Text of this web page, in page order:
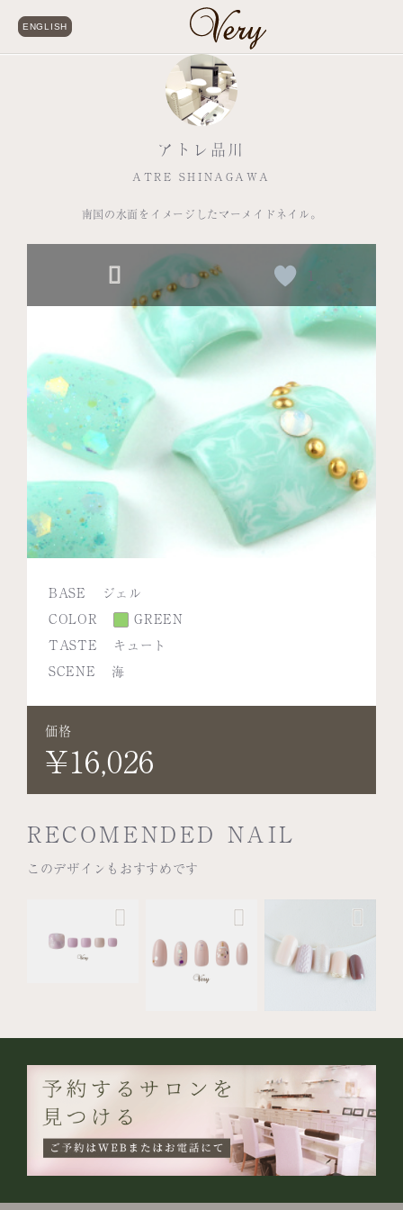
ENGLISH
アトレ品川
ATRE SHINAGAWA
南国の水面をイメージしたマーメイドネイル。
BASE
ジェル
COLOR
GREEN
TASTE
キュート
SCENE
海
価格
¥16,026
1
RECOMENDED NAIL
このデザインもおすすめです